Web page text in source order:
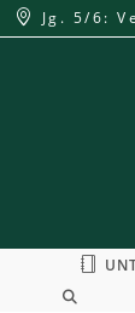
Jg. 5/6: